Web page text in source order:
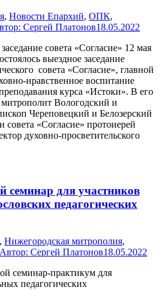
, Новости Епархий, ОПК,
Сергей Платонов18.05.2022
совета «Согласие» 12 мая
выездное заседание
совета «Согласие», главной
нравственное воспитание
курса «Истоки». В его
Вологодский и
Череповецкий и Белозерский
совета «Согласие» протоиерей
духовно-просветительского
семинар для участников
педагогических
, Нижегородская митрополия,
Автор: Сергей Платонов18.05.2022
семинар-практикум для
педагогических